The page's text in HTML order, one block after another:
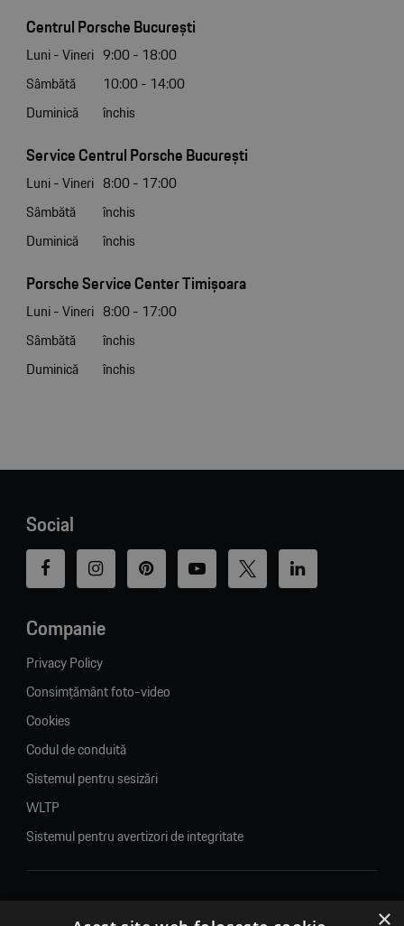
Centrul Porsche București
Luni - Vineri 9:00 - 18:00
Sâmbătă
10:00 - 14:00
Duminică
închis
Service Centrul Porsche București
Luni - Vineri 8:00 - 17:00
Sâmbătă
închis
Duminică
închis
Porsche Service Center Timișoara
Luni - Vineri 8:00 - 17:00
Sâmbătă
închis
Duminică
închis
Social
Companie
Privacy Policy
Consimțământ foto-video
Cookies
Codul de conduită
Sistemul pentru sesizări
WLTP
Sistemul pentru avertizori de integritate
×